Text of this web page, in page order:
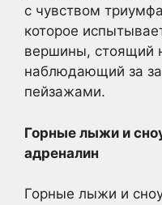
с чувством
которое
вершины, стоящий
наблюдающий за
пейзажами.
Горные лыжи и
адреналин
Горные лыжи и